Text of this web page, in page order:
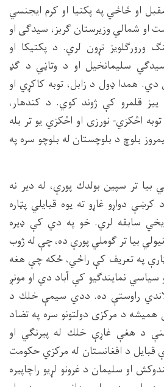
او ځاځي په پكتيا او كرم ايجنسي
شمالي وزيرستان ګربز، سيدګى او
ورورګلويز تړون لري. د پكتيكا او
سليمانخيل او د وتاڼي د ګډ
دي. همدا ډول د زابل، توبه كاكړي او
قلمرو كې ژوند كوي. د كندهار،
اڅكزي- نورزى او اڅكزي يو تر بله
بلوچ د بلوچستان له بلوچو سره په
بيا تر سپين بولدك پورې، له دير نه
دواړو غاړو ته يوه قبايلي پټاره
سابقه لري. خو په دي كې ډيره
بيا تر ګوملي پورې ده، چې له ژوب
په تعريف كې راځي، ځكه چې هغه
سياسي نمايندګيو كې آباد دي او مونږ
راوستې ده. ددي سيمې خلك د
د مركزى دولتونو سره په تضاد
د هغې غاړې خلك له پيرنګي او
قبايل د افغانستان له مركزي حكومت
او سليمان د غرونو لړيو راچاپيره